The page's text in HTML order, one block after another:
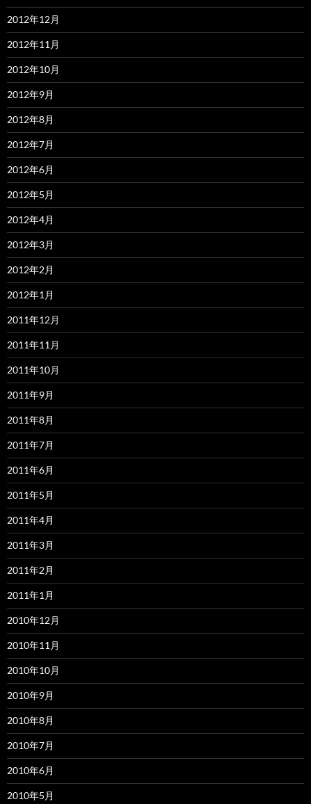
2012年12月
2012年11月
2012年10月
2012年9月
2012年8月
2012年7月
2012年6月
2012年5月
2012年4月
2012年3月
2012年2月
2012年1月
2011年12月
2011年11月
2011年10月
2011年9月
2011年8月
2011年7月
2011年6月
2011年5月
2011年4月
2011年3月
2011年2月
2011年1月
2010年12月
2010年11月
2010年10月
2010年9月
2010年8月
2010年7月
2010年6月
2010年5月